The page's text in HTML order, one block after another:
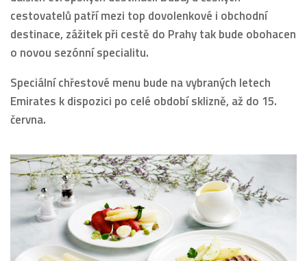
cestovatelů patří mezi top dovolenkové i obchodní
destinace, zážitek při cestě do Prahy tak bude obohacen
o novou sezónní specialitu.
Speciální chřestové menu bude na vybraných letech
Emirates k dispozici po celé období sklizně, až do 15.
června.